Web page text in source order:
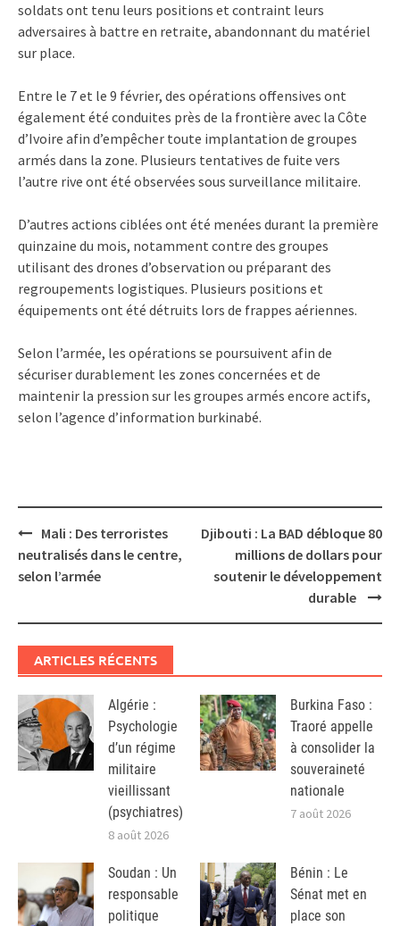
soldats ont tenu leurs positions et contraint leurs
adversaires à battre en retraite, abandonnant du matériel
sur place.
Entre le 7 et le 9 février, des opérations offensives ont
également été conduites près de la frontière avec la Côte
d’Ivoire afin d’empêcher toute implantation de groupes
armés dans la zone. Plusieurs tentatives de fuite vers
l’autre rive ont été observées sous surveillance militaire.
D’autres actions ciblées ont été menées durant la première
quinzaine du mois, notamment contre des groupes
utilisant des drones d’observation ou préparant des
regroupements logistiques. Plusieurs positions et
équipements ont été détruits lors de frappes aériennes.
Selon l’armée, les opérations se poursuivent afin de
sécuriser durablement les zones concernées et de
maintenir la pression sur les groupes armés encore actifs,
selon l’agence d’information burkinabé.
Post
navigation
Mali : Des terroristes
neutralisés dans le centre,
selon l’armée
Djibouti : La BAD débloque 80
millions de dollars pour
soutenir le développement
durable
ARTICLES RÉCENTS
Algérie :
Psychologie
d’un régime
militaire
vieillissant
(psychiatres)
8 août 2026
Burkina Faso :
Traoré appelle
à consolider la
souveraineté
nationale
7 août 2026
Soudan : Un
responsable
politique
Bénin : Le
Sénat met en
place son